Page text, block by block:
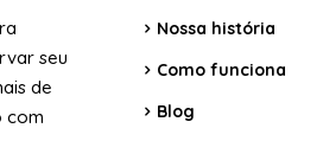
seu
de
com
Nossa história
Como funciona
Blog